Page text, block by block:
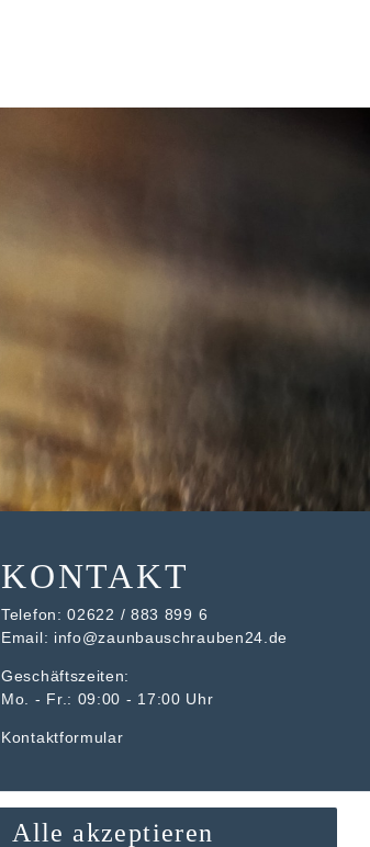
KONTAKT
Telefon:02622 / 883 899 6
Email: info@zaunbauschrauben24.de
Geschäftszeiten:
Mo. - Fr.: 09:00 - 17:00 Uhr
Kontaktformular
Alle akzeptieren